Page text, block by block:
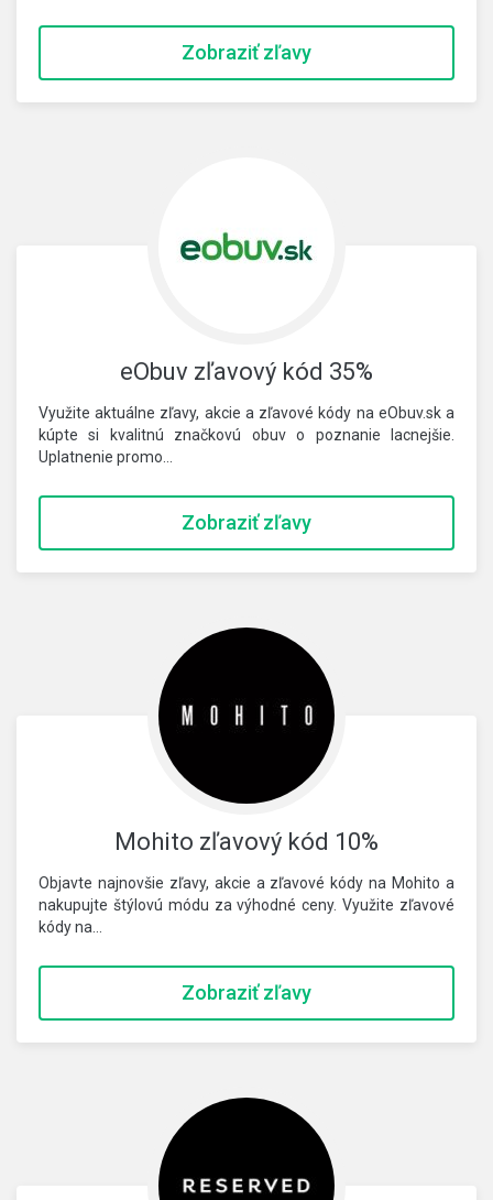
Zobraziť zľavy
eObuv zľavový kód 35%
Využite aktuálne zľavy, akcie a zľavové kódy na eObuv.sk a
kúpte si kvalitnú značkovú obuv o poznanie lacnejšie.
Uplatnenie promo…
Zobraziť zľavy
Mohito zľavový kód 10%
Objavte najnovšie zľavy, akcie a zľavové kódy na Mohito a
nakupujte štýlovú módu za výhodné ceny. Využite zľavové
kódy na…
Zobraziť zľavy